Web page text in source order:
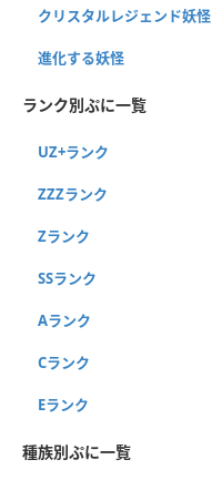
クリスタルレジェンド妖怪
進化する妖怪
ランク別ぷに一覧
UZ+ランク
ZZZランク
Zランク
SSランク
Aランク
Cランク
Eランク
種族別ぷに一覧